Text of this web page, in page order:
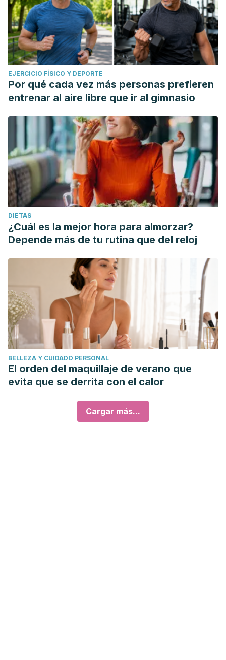
EJERCICIO FÍSICO Y DEPORTE
Por qué cada vez más personas prefieren
entrenar al aire libre que ir al gimnasio
DIETAS
¿Cuál es la mejor hora para almorzar?
Depende más de tu rutina que del reloj
BELLEZA Y CUIDADO PERSONAL
El orden del maquillaje de verano que
evita que se derrita con el calor
Cargar más...